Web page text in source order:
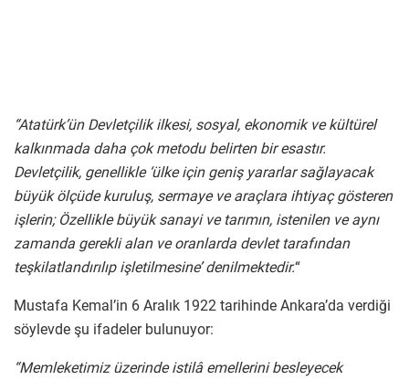
“Atatürk’ün Devletçilik ilkesi, sosyal, ekonomik ve kültürel
kalkınmada daha çok metodu belirten bir esastır.
Devletçilik, genellikle ‘ülke için geniş yararlar sağlayacak
büyük ölçüde kuruluş, sermaye ve araçlara ihtiyaç gösteren
işlerin; Özellikle büyük sanayi ve tarımın, istenilen ve aynı
zamanda gerekli alan ve oranlarda devlet tarafından
teşkilatlandırılıp işletilmesine’ denilmektedir.“
Mustafa Kemal’in 6 Aralık 1922 tarihinde Ankara’da verdiği
söylevde şu ifadeler bulunuyor:
“Memleketimiz üzerinde istilâ emellerini besleyecek